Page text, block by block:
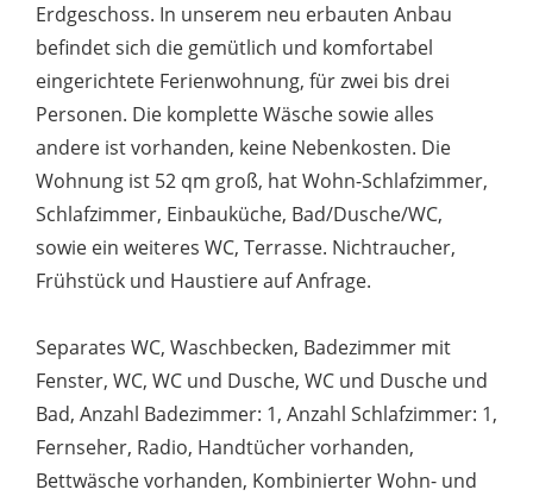
Erdgeschoss. In unserem neu erbauten Anbau
befindet sich die gemütlich und komfortabel
eingerichtete Ferienwohnung, für zwei bis drei
Personen. Die komplette Wäsche sowie alles
andere ist vorhanden, keine Nebenkosten. Die
Wohnung ist 52 qm groß, hat Wohn-Schlafzimmer,
Schlafzimmer, Einbauküche, Bad/Dusche/WC,
sowie ein weiteres WC, Terrasse. Nichtraucher,
Frühstück und Haustiere auf Anfrage.
Separates WC, Waschbecken, Badezimmer mit
Fenster, WC, WC und Dusche, WC und Dusche und
Bad, Anzahl Badezimmer: 1, Anzahl Schlafzimmer: 1,
Fernseher, Radio, Handtücher vorhanden,
Bettwäsche vorhanden, Kombinierter Wohn- und